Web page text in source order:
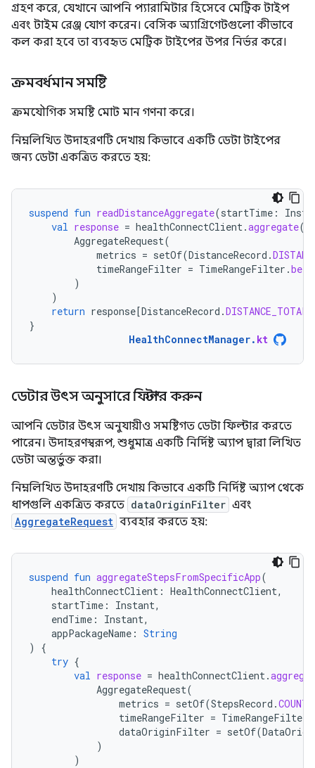
গ্রহণ করে, যেখানে আপনি প্যারামিটার হিসেবে মেট্রিক টাইপ
এবং টাইম রেঞ্জ যোগ করেন। বেসিক অ্যাগ্রিগেটগুলো কীভাবে
কল করা হবে তা ব্যবহৃত মেট্রিক টাইপের উপর নির্ভর করে।
ক্রমবর্ধমান সমষ্টি
ক্রমযৌগিক সমষ্টি মোট মান গণনা করে।
নিম্নলিখিত উদাহরণটি দেখায় কিভাবে একটি ডেটা টাইপের
জন্য ডেটা একত্রিত করতে হয়:
suspend fun readDistanceAggregate(startTime :
val response = healthConnectClient.aggregate(
AggregateRequest(
metrics = setOf(DistanceRecord .
timeRangeFilter = TimeRangeFilter .
)
)
return response[DistanceRecord .DISTANCE_TOTAL
}
HealthConnectManager. kt
ডেটার উৎস অনুসারে ফিল্টার করুন
আপনি ডেটার উৎস অনুযায়ীও সমষ্টিগত ডেটা ফিল্টার করতে
পারেন। উদাহরণস্বরূপ, শুধুমাত্র একটি নির্দিষ্ট অ্যাপ দ্বারা লিখিত
ডেটা অন্তর্ভুক্ত করা।
নিম্নলিখিত উদাহরণটি দেখায় কিভাবে একটি নির্দিষ্ট অ্যাপ থেকে
ধাপগুলি একত্রিত করতে dataOriginFilter এবং
AggregateRequest ব্যবহার করতে হয়:
suspend fun aggregateStepsFromSpecificApp(
healthConnectClient : HealthConnectClient,
startTime : Instant,
endTime : Instant,
appPackageName : String
)
{
try {
val response = healthConnectClient.
AggregateRequest(
metrics = setOf(StepsRecord .
timeRangeFilter = TimeRangeFilter
dataOriginFilter = setOf(
)
)